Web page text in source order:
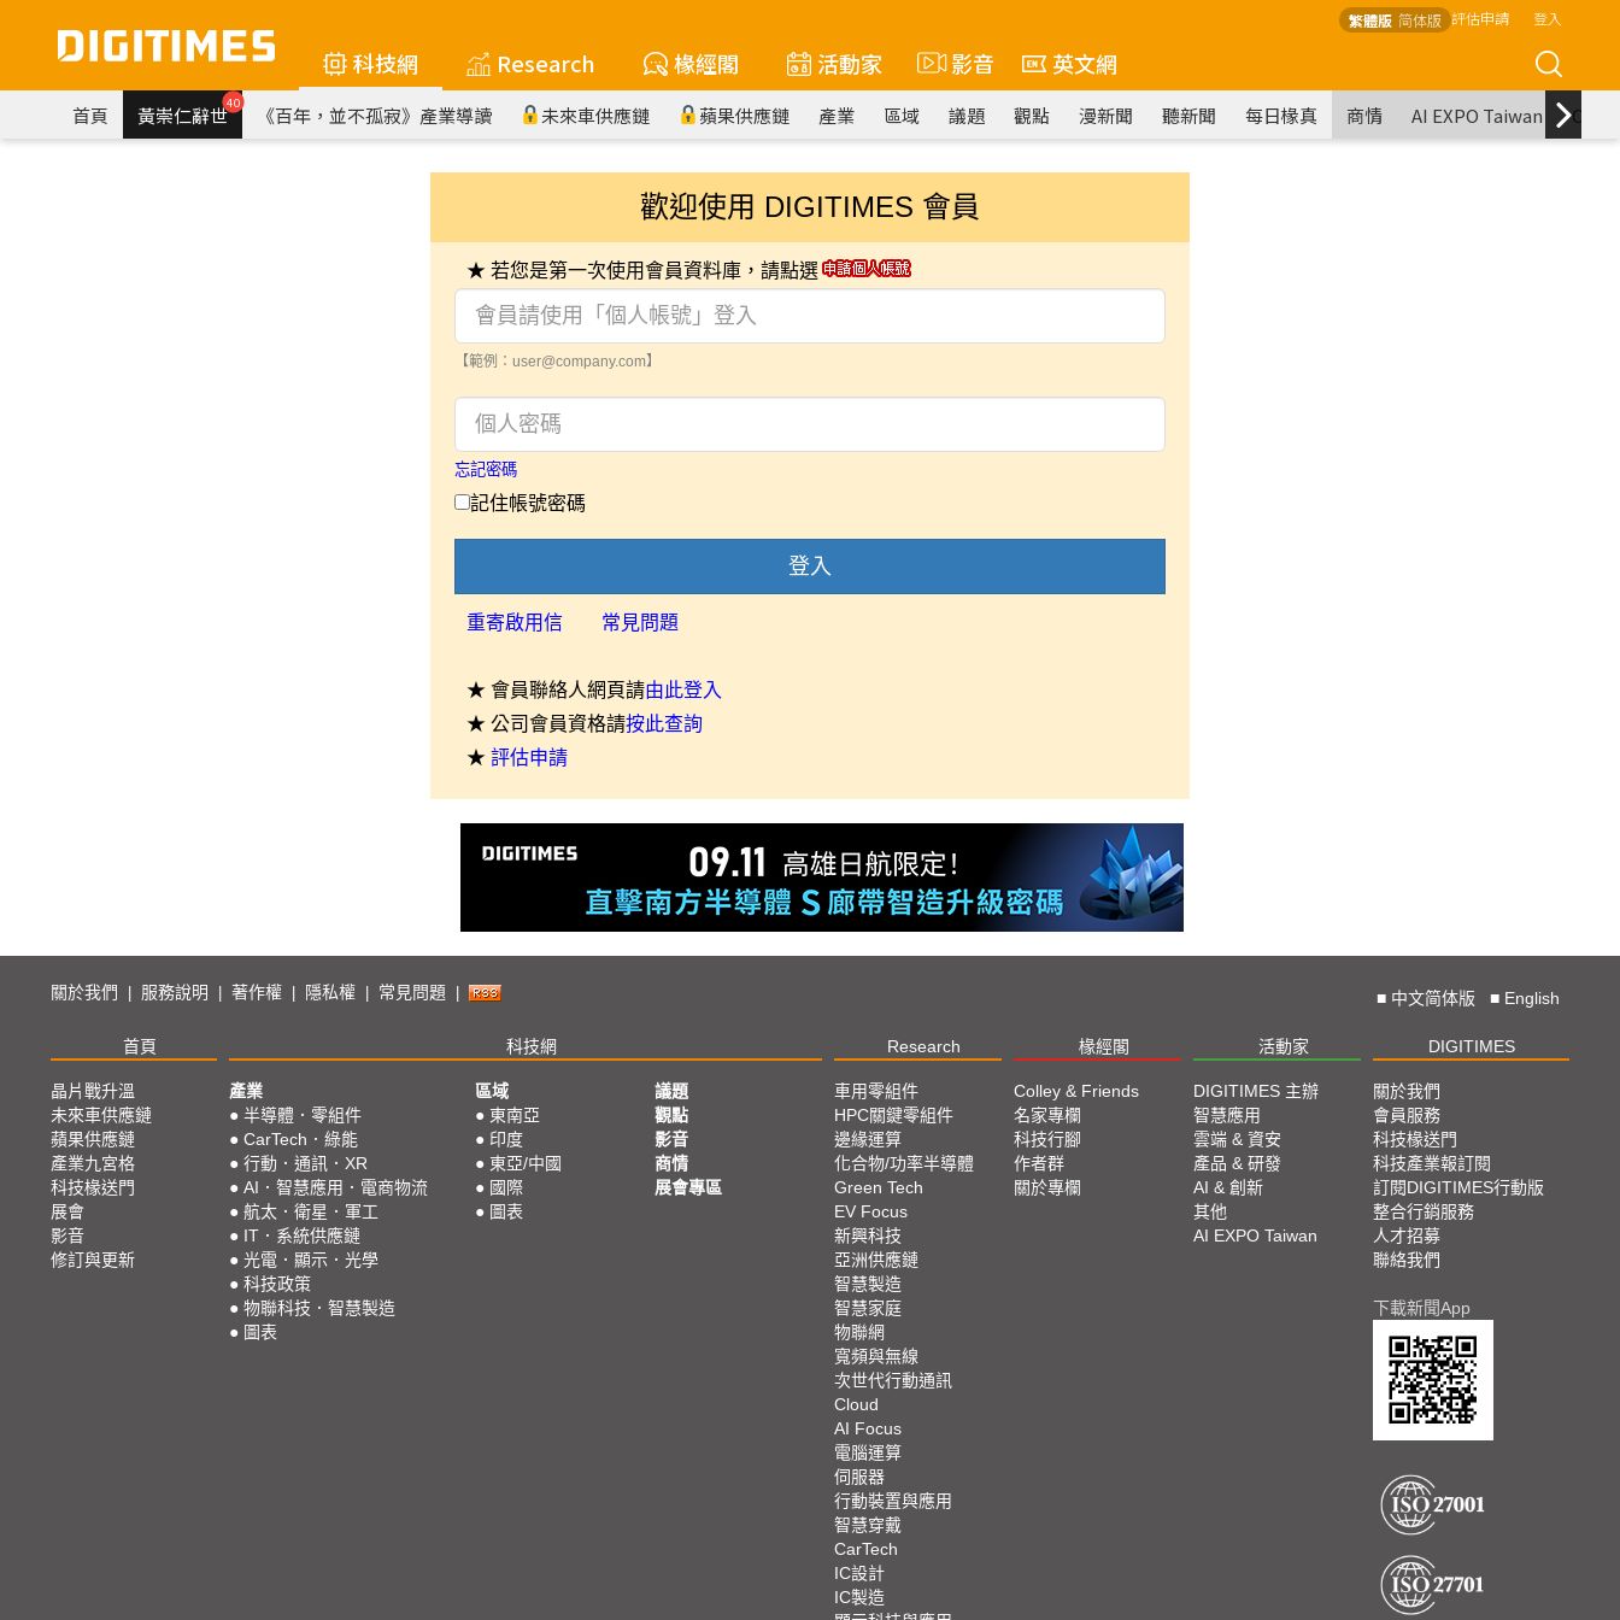
繁體版 简体版 評估申請 登入
科技網 Research 椽經閣 活動家 影音 英文網
首頁 黃崇仁辭世40 《百年，並不孤寂》產業導讀 未來車供應鏈 蘋果供應鏈 產業 區域 議題 觀點 漫新聞 聽新聞 每日椽真 商情 AI EXPO Taiwan
歡迎使用 DIGITIMES 會員
★ 若您是第一次使用會員資料庫，請點選
【範例：user@company.com】
忘記密碼
記住帳號密碼
登入
重寄啟用信 常見問題
★ 會員聯絡人網頁請由此登入
★ 公司會員資格請按此查詢
★ 評估申請
關於我們 服務說明 著作權 隱私權 常見問題 ■ 中文简体版 ■ English
首頁 科技網 Research 椽經閣 活動家 DIGITIMES
晶片戰升溫
未來車供應鏈
蘋果供應鏈
產業九宮格
科技椽送門
展會
影音
修訂與更新
產業
● 半導體．零組件
● CarTech．綠能
● 行動．通訊．XR
● AI．智慧應用．電商物流
● 航太．衛星．軍工
● IT．系統供應鏈
● 光電．顯示．光學
● 科技政策
● 物聯科技．智慧製造
● 圖表
區域
● 東南亞
● 印度
● 東亞/中國
● 國際
● 圖表
議題
觀點
影音
商情
展會專區
車用零組件
HPC關鍵零組件
邊緣運算
化合物/功率半導體
Green Tech
EV Focus
新興科技
亞洲供應鏈
智慧製造
智慧家庭
物聯網
寬頻與無線
次世代行動通訊
Cloud
AI Focus
電腦運算
伺服器
行動裝置與應用
智慧穿戴
CarTech
IC設計
IC製造
Colley & Friends
名家專欄
科技行腳
作者群
關於專欄
DIGITIMES 主辦
智慧應用
雲端 & 資安
產品 & 研發
AI & 創新
其他
AI EXPO Taiwan
關於我們
會員服務
科技椽送門
科技產業報訂閱
訂閱DIGITIMES行動版
整合行銷服務
人才招募
聯絡我們
下載新聞App